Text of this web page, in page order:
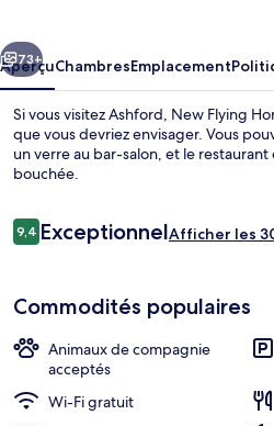
Suivant
73+
AperçuChambresEmplacement
Si vous visitez Ashford, New Flying
que vous devriez envisager. Vous
un verre au bar-salon, et le
bouchée.
Avis
9,49,4 sur 10 –
ExceptionnelAfficher les
Commodités populaires
Animaux de compagnie
acceptés
Wi-Fi gratuit